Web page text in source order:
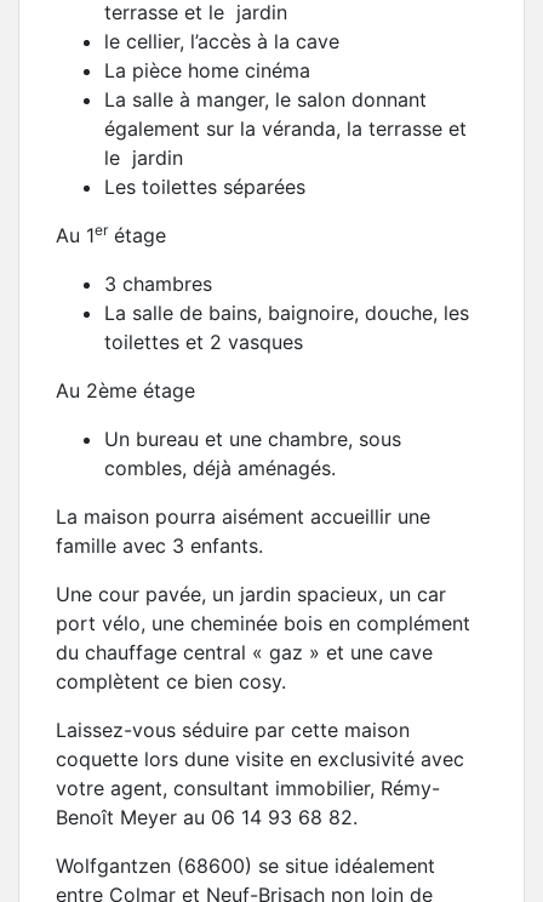
terrasse et le jardin
le cellier, l’accès à la cave
La pièce home cinéma
La salle à manger, le salon donnant
également sur la véranda, la terrasse et
le jardin
Les toilettes séparées
Au 1erétage
3 chambres
La salle de bains, baignoire, douche, les
toilettes et 2 vasques
Au 2ème étage
Un bureau et une chambre, sous
combles, déjà aménagés.
La maison pourra aisément accueillir une
famille avec 3 enfants.
Une cour pavée, un jardin spacieux, un car
port vélo, une cheminée bois en complément
du chauffage central « gaz » et une cave
complètent ce bien cosy.
Laissez-vous séduire par cette maison
coquette lors dune visite en exclusivité avec
votre agent, consultant immobilier, Rémy-
Benoît Meyer au 06 14 93 68 82.
Wolfgantzen (68600) se situe idéalement
entre Colmar et Neuf-Brisach non loin de